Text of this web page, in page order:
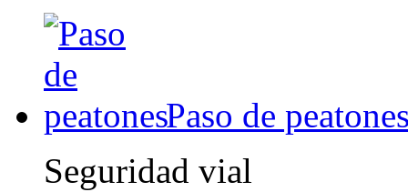
Paso de
Seguridad vial